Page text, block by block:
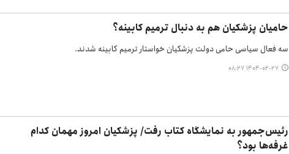
حامیان پزشکیان هم به دنبال ترمیم کابینه؟
سه فعال سیاسی حامی دولت پزشکیان خواستار ترمیم کابینه شدند.
۱۴۰۴-۰۲-۲۷ ۰۸:۲۷
رئیس‌جمهور به نمایشگاه کتاب رفت/ پزشکیان امروز مهمان کدام
غرفه‌ها بود؟